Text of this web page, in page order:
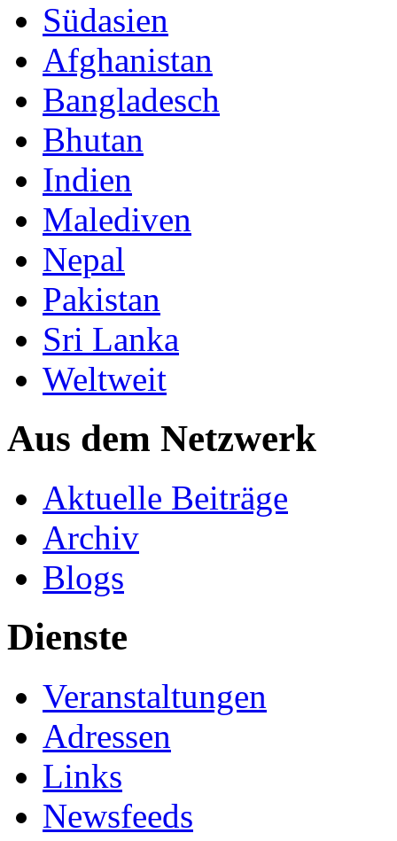
Südasien
Afghanistan
Bangladesch
Bhutan
Indien
Malediven
Nepal
Pakistan
Sri Lanka
Weltweit
Aus dem Netzwerk
Aktuelle Beiträge
Archiv
Blogs
Dienste
Veranstaltungen
Adressen
Links
Newsfeeds